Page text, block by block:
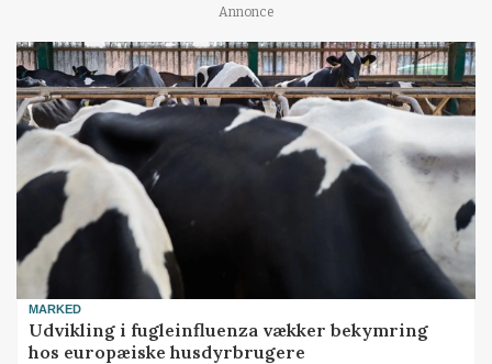
Annonce
MARKED
Udvikling i fugleinfluenza vækker bekymring
hos europæiske husdyrbrugere